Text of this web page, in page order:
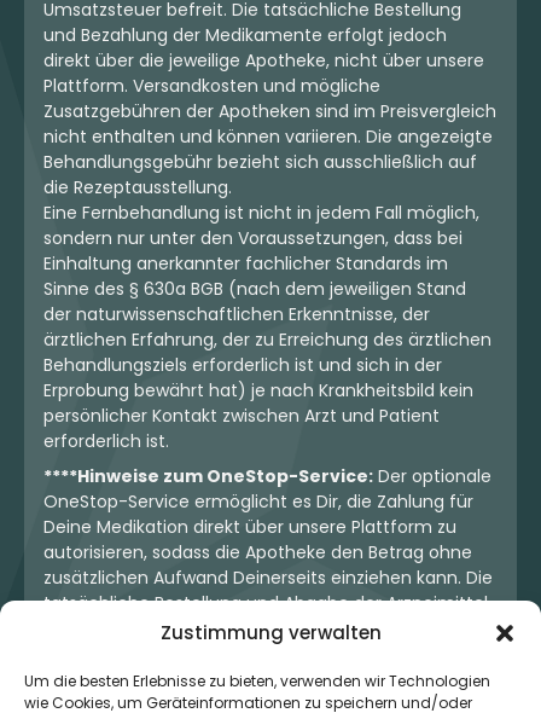
Zustimmung verwalten
Um die besten Erlebnisse zu bieten, verwenden wir Technologien
wie Cookies, um Geräteinformationen zu speichern und/oder
Umsatzsteuer befreit. Die tatsächliche Bestellung
und Bezahlung der Medikamente erfolgt jedoch
direkt über die jeweilige Apotheke, nicht über unsere
Plattform. Versandkosten und mögliche
Zusatzgebühren der Apotheken sind im Preisvergleich
nicht enthalten und können variieren. Die angezeigte
Behandlungsgebühr bezieht sich ausschließlich auf
die Rezeptausstellung.
Eine Fernbehandlung ist nicht in jedem Fall möglich,
sondern nur unter den Voraussetzungen, dass bei
Einhaltung anerkannter fachlicher Standards im
Sinne des § 630a BGB (nach dem jeweiligen Stand
der naturwissenschaftlichen Erkenntnisse, der
ärztlichen Erfahrung, der zu Erreichung des ärztlichen
Behandlungsziels erforderlich ist und sich in der
Erprobung bewährt hat) je nach Krankheitsbild kein
persönlicher Kontakt zwischen Arzt und Patient
erforderlich ist.
****Hinweise zum OneStop-Service: Der optionale
OneStop-Service ermöglicht es Dir, die Zahlung für
Deine Medikation direkt über unsere Plattform zu
autorisieren, sodass die Apotheke den Betrag ohne
zusätzlichen Aufwand Deinerseits einziehen kann. Die
tatsächliche Bestellung und Abgabe der Arzneimittel
erfolgt jedoch ausschließlich über die jeweilige
Dir und der Apotheke. Unser OneStop-Service stellt
kein pharmazeutisches Angebot dar, sondern dient